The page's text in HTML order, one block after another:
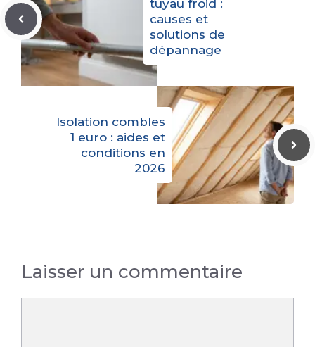
tuyau froid :
causes et
solutions de
dépannage
Isolation combles
1 euro : aides et
conditions en
2026
Laisser un commentaire